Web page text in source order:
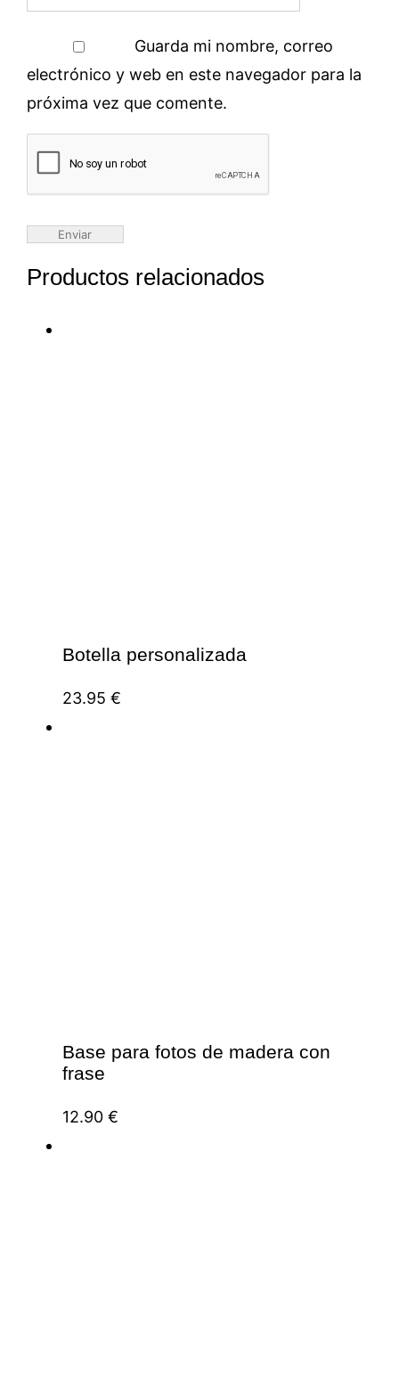
Guarda mi nombre, correo
electrónico y web en este navegador para la
próxima vez que comente.
Productos relacionados
Botella personalizada
23.95 €
Base para fotos de madera con
frase
12.90 €